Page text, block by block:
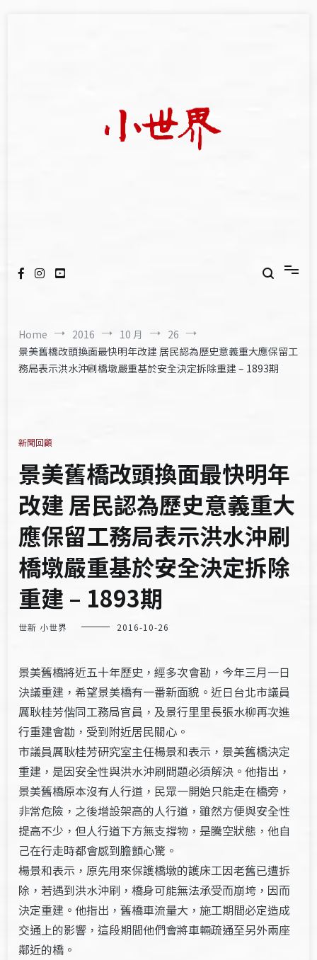
Home 2016 10 月
26
景美舊橋改頭換面最快明年改建 居民認為歷史意義重大應保留工
務局表示洪水沖刷橋墩嚴重基於安全決定拆除重建 – 1893期
新聞回顧
景美舊橋改頭換面最快明年
改建 居民認為歷史意義重大
應保留工務局表示洪水沖刷
橋墩嚴重基於安全決定拆除
重建 – 1893期
世新 小世界 2016-10-26
景美舊橋將近五十年歷史，經多次會勘，今年三月一日
決議重建，希望景美橋有一番新面貌。近日台北市議員
厲耿桂芳偕同工務局官員，及景行里里長張水柳再次進
行重建會勘，受到附近居民關心。
市議員厲耿桂芳研究室主任楊景和表示，景美舊橋決定
重建，是因安全性與洪水沖刷問題必須解決。他指出，
景美舊橋原本沒有人行道，民眾一開始只能走在橋旁，
非常危險，之後增設架高的人行道，雖然方便與安全性
提高不少，但人行道下方無支撐物，是騰空狀態，他自
己在行走時都會感到膽顫心驚。
楊景和表示，原先用來保護橋墩的護床工因老舊已遭拆
除，若遇到洪水沖刷，橋身可能無法承受而崩垮，因而
決定重建。他指出，舊橋車流量大，施工期間必定造成
交通上的影響，這段期間他們會將車輛疏通至另外兩座
鄰近的橋。